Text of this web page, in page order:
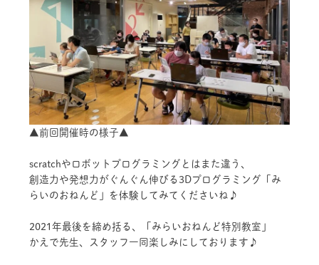
▲前回開催時の様子▲
scratchやロボットプログラミングとはまた違う、
創造力や発想力がぐんぐん伸びる3Dプログラミング「み
らいのおねんど」を体験してみてくださいね♪
2021年最後を締め括る、「みらいおねんど特別教室」
かえで先生、スタッフ一同楽しみにしております♪